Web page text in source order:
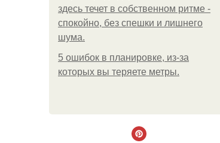
здесь течет в собственном ритме -
спокойно, без спешки и лишнего
шума.
5 ошибок в планировке, из-за
которых вы теряете метры.